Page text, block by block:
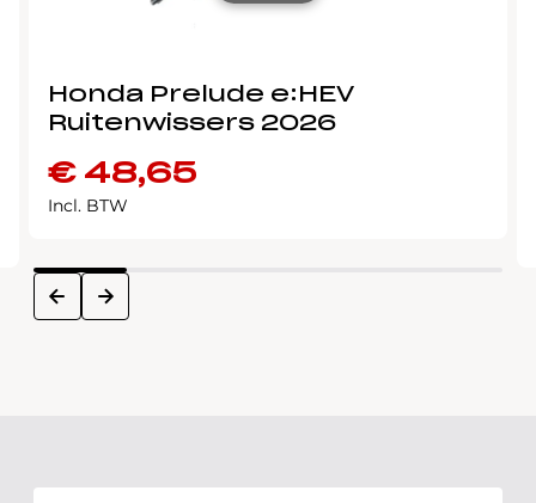
Honda Prelude e:HEV
Ruitenwissers 2026
€48,65
Incl. BTW
prev next